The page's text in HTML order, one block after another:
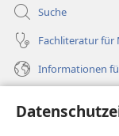
Suche
Fachliteratur für
Informationen